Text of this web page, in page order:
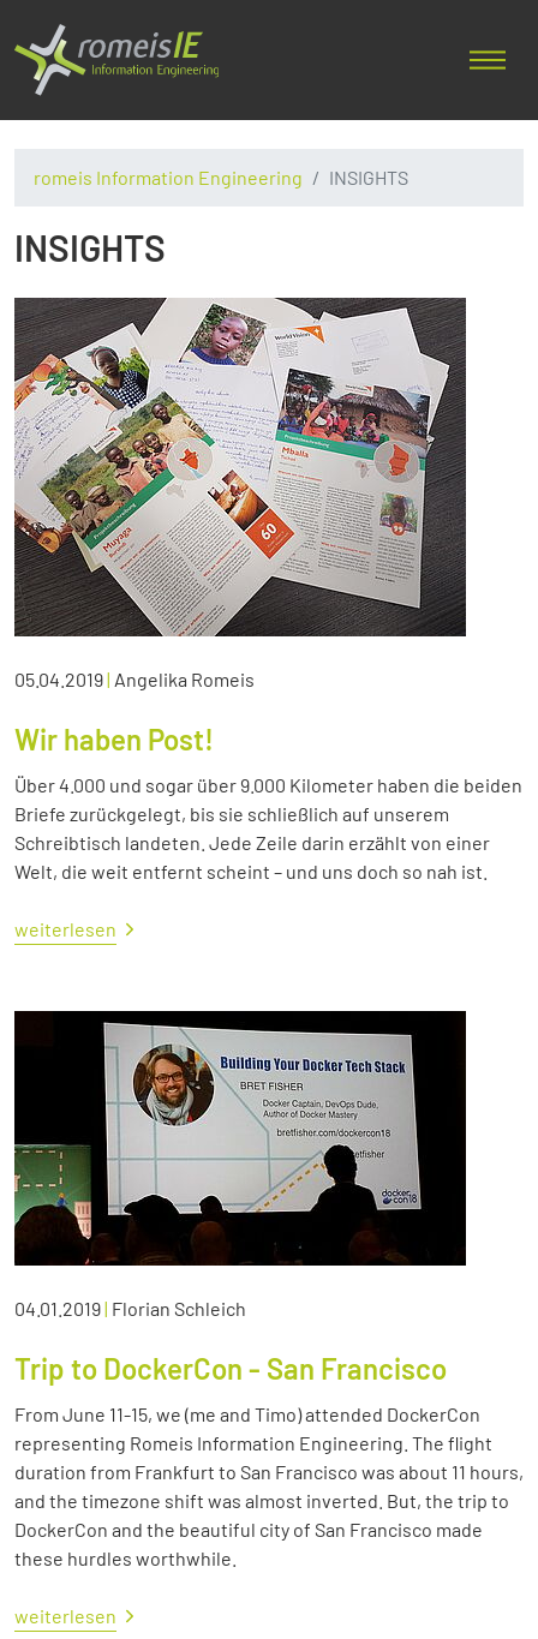
romeis Information Engineering INSIGHTS
INSIGHTS
05.04.2019| Angelika Romeis
Wir haben Post!
Über 4.000 und sogar über 9.000 Kilometer haben die beiden
Briefe zurückgelegt, bis sie schließlich auf unserem
Schreibtisch landeten. Jede Zeile darin erzählt von einer
Welt, die weit entfernt scheint – und uns doch so nah ist.
weiterlesen
04.01.2019| Florian Schleich
Trip to DockerCon - San Francisco
From June 11-15, we (me and Timo) attended DockerCon
representing Romeis Information Engineering. The flight
duration from Frankfurt to San Francisco was about 11 hours,
and the timezone shift was almost inverted. But, the trip to
DockerCon and the beautiful city of San Francisco made
these hurdles worthwhile.
weiterlesen